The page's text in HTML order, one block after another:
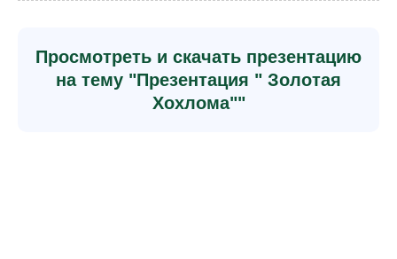
Просмотреть и скачать презентацию
на тему "Презентация " Золотая
Хохлома""